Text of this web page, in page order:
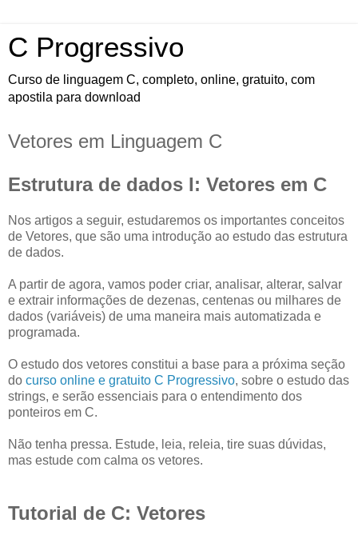
C Progressivo
Curso de linguagem C, completo, online, gratuito, com
apostila para download
Vetores em Linguagem C
Estrutura de dados I: Vetores em C
Nos artigos a seguir, estudaremos os importantes conceitos
de Vetores, que são uma introdução ao estudo das estrutura
de dados.
A partir de agora, vamos poder criar, analisar, alterar, salvar
e extrair informações de dezenas, centenas ou milhares de
dados (variáveis) de uma maneira mais automatizada e
programada.
O estudo dos vetores constitui a base para a próxima seção
do curso online e gratuito C Progressivo, sobre o estudo das
strings, e serão essenciais para o entendimento dos
ponteiros em C.
Não tenha pressa. Estude, leia, releia, tire suas dúvidas,
mas estude com calma os vetores.
Tutorial de C: Vetores